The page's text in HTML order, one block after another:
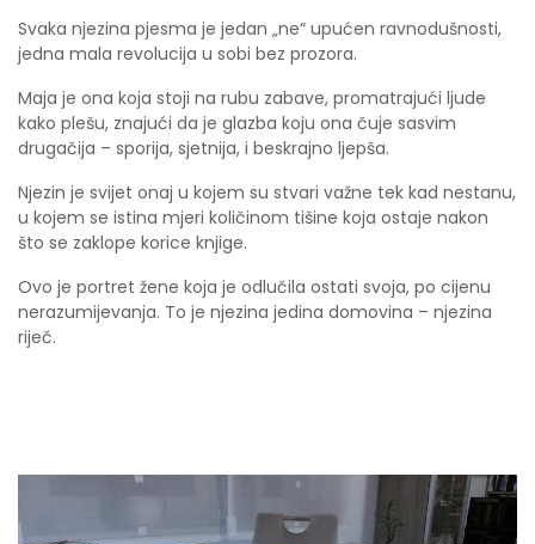
Svaka njezina pjesma je jedan „ne“ upućen ravnodušnosti,
jedna mala revolucija u sobi bez prozora.
Maja je ona koja stoji na rubu zabave, promatrajući ljude
kako plešu, znajući da je glazba koju ona čuje sasvim
drugačija – sporija, sjetnija, i beskrajno ljepša.
Njezin je svijet onaj u kojem su stvari važne tek kad nestanu,
u kojem se istina mjeri količinom tišine koja ostaje nakon
što se zaklope korice knjige.
​Ovo je portret žene koja je odlučila ostati svoja, po cijenu
nerazumijevanja. To je njezina jedina domovina – njezina
riječ.